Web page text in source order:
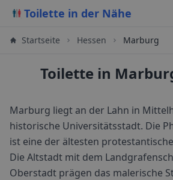
Toilette in der Nähe
Startseite Hessen Marburg
Toilette in
Marburg liegt an der Lahn in
historische Universitätsstadt. Die
ist eine der ältesten
Die Altstadt mit dem
Oberstadt prägen das malerische